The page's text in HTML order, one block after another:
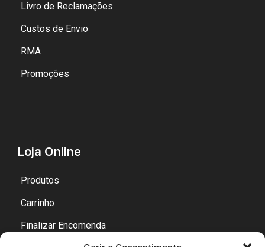
Livro de Reclamações
Custos de Envio
RMA
Promoções
Loja Online
Produtos
Carrinho
Finalizar Encomenda